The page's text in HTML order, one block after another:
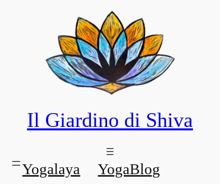
Il Giardino di Shiva
Yogalaya YogaBlog